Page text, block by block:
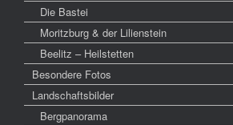
Die Bastei
Moritzburg & der Lilienstein
Beelitz – Heilstetten
Besondere Fotos
Landschaftsbilder
Bergpanorama